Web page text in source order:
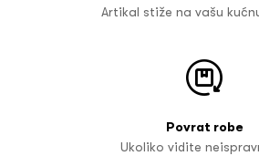
Artikal stiže na vašu
Povrat robe
Ukoliko vidite